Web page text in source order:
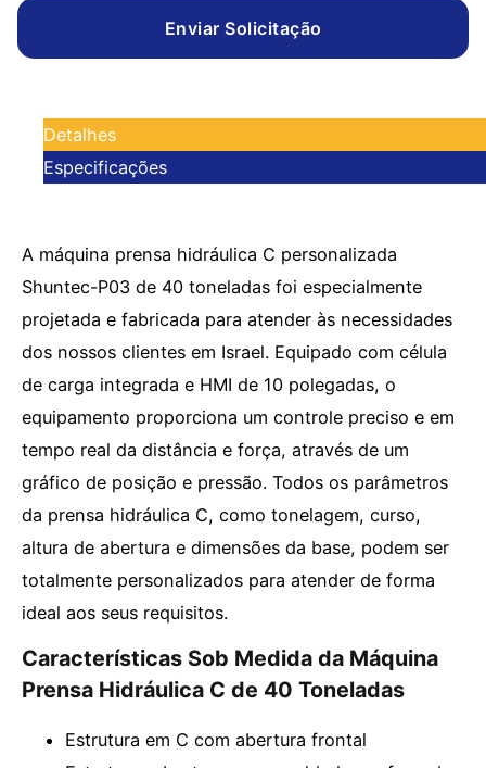
Enviar Solicitação
Detalhes
Especificações
A máquina prensa hidráulica C personalizada
Shuntec-P03 de 40 toneladas foi especialmente
projetada e fabricada para atender às necessidades
dos nossos clientes em Israel. Equipado com célula
de carga integrada e HMI de 10 polegadas, o
equipamento proporciona um controle preciso e em
tempo real da distância e força, através de um
gráfico de posição e pressão. Todos os parâmetros
da prensa hidráulica C, como tonelagem, curso,
altura de abertura e dimensões da base, podem ser
totalmente personalizados para atender de forma
ideal aos seus requisitos.
Características Sob Medida da Máquina
Prensa Hidráulica C de 40 Toneladas
Estrutura em C com abertura frontal